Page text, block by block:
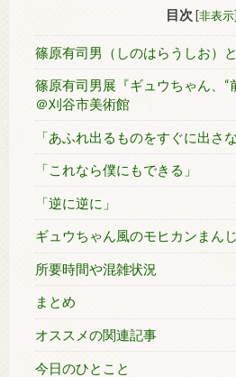
目次 [非表示]
篠原有司男（しのはらうしお）
篠原有司男展『ギュウちゃん、“
＠刈谷市美術館
「あふれ出るものをすぐに出さな
「これなら僕にもできる」
「逆に逆に」
ギュウちゃん風のモヒカンまん
所要時間や混雑状況
まとめ
オススメの関連記事
今日のひとこと